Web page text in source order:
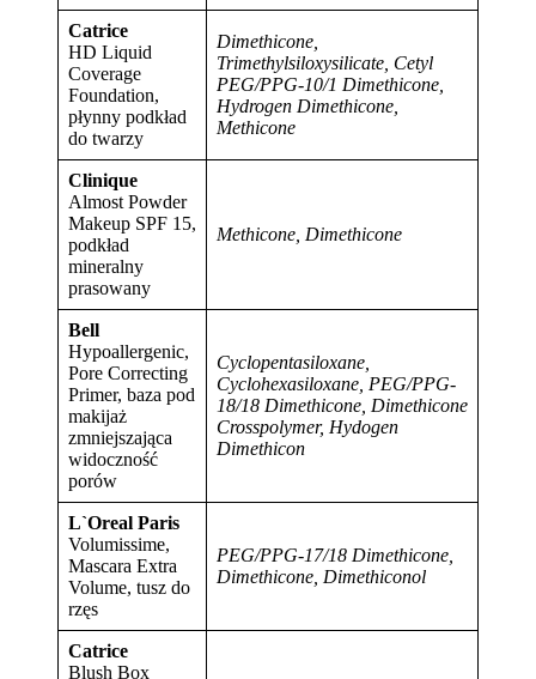
Catrice
HD Liquid
Coverage
Foundation,
płynny podkład
do twarzy
Dimethicone,
Trimethylsiloxysilicate, Cetyl
PEG/PPG-10/1 Dimethicone,
Hydrogen Dimethicone,
Methicone
Clinique
Almost Powder
Makeup SPF 15,
podkład
mineralny
prasowany
Methicone, Dimethicone
Bell
Hypoallergenic,
Pore Correcting
Primer, baza pod
makijaż
zmniejszająca
widoczność
porów
Cyclopentasiloxane,
Cyclohexasiloxane, PEG/PPG-
18/18 Dimethicone, Dimethicone
Crosspolymer, Hydogen
Dimethicon
L`Oreal Paris
Volumissime,
Mascara Extra
Volume, tusz do
rzęs
PEG/PPG-17/18 Dimethicone,
Dimethicone, Dimethiconol
Catrice
Blush Box